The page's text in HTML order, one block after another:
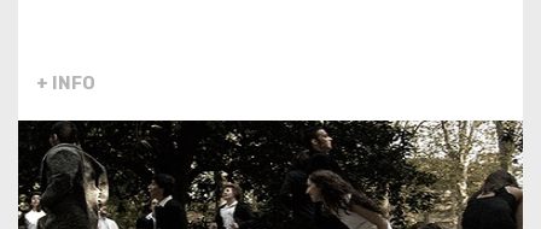
+ INFO